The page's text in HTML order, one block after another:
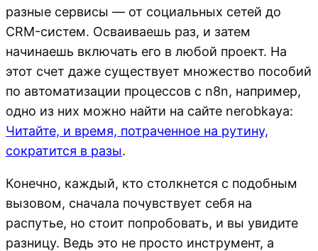
разные сервисы — от социальных сетей до
CRM-систем. Осваиваешь раз, и затем
начинаешь включать его в любой проект. На
этот счет даже существует множество пособий
по автоматизации процессов с n8n, например,
одно из них можно найти на сайте nerobkaya:
Читайте, и время, потраченное на рутину,
сократится в разы.
Конечно, каждый, кто столкнется с подобным
вызовом, сначала почувствует себя на
распутье, но стоит попробовать, и вы увидите
разницу. Ведь это не просто инструмент, а